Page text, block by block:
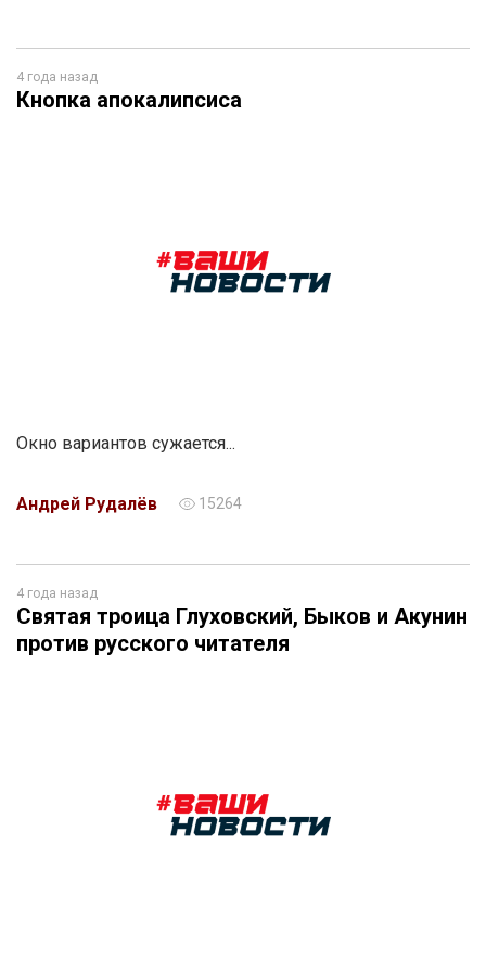
4 года назад
Кнопка апокалипсиса
Окно вариантов сужается...
Андрей Рудалёв 15264
4 года назад
Святая троица Глуховский, Быков и Акунин
против русского читателя